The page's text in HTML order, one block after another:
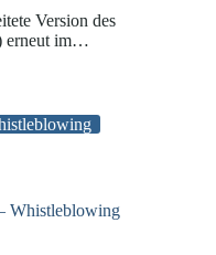
Version des
erneut im…
Whistleblowing